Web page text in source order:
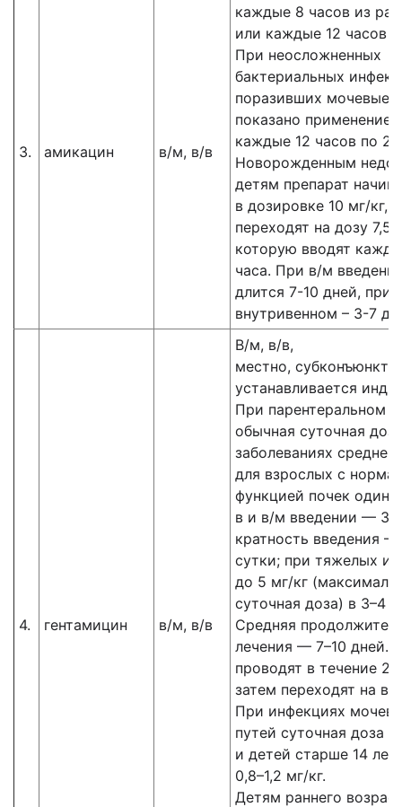
3. амикацин в/м, в/в
каждые 8 часов из
или каждые 12 часов
При неосложненных
бактериальных
поразивших мочевые
показано применение
каждые 12 часов по
Новорожденным
детям препарат
в дозировке 10 мг/кг,
переходят на дозу 7,5
которую вводят
часа. При в/м
длится 7-10 дней, при
внутривенном – 3-7
4. гентамицин в/м, в/в
В/м, в/в,
местно,
устанавливается
При парентеральном
обычная суточная
заболеваниях
для взрослых с
функцией почек
в и в/м введении — 3
кратность введения —
сутки; при тяжелых
до 5 мг/кг
суточная доза) в 3–4
Средняя
лечения — 7–10 дней.
проводят в течение
затем переходят на в/
При инфекциях
путей суточная доза
и детей старше 14 лет
0,8–1,2 мг/кг.
Детям раннего